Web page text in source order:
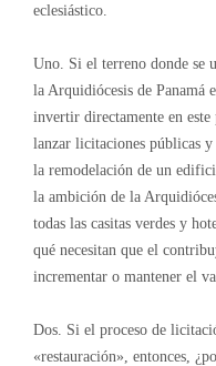
eclesiástico.
Uno. Si el terreno donde se
la Arquidiócesis de Panamá
invertir directamente en
lanzar licitaciones públicas
la remodelación de un
la ambición de la
todas las casitas verdes y
qué necesitan que el
incrementar o mantener el
Dos. Si el proceso de
«restauración», entonces,